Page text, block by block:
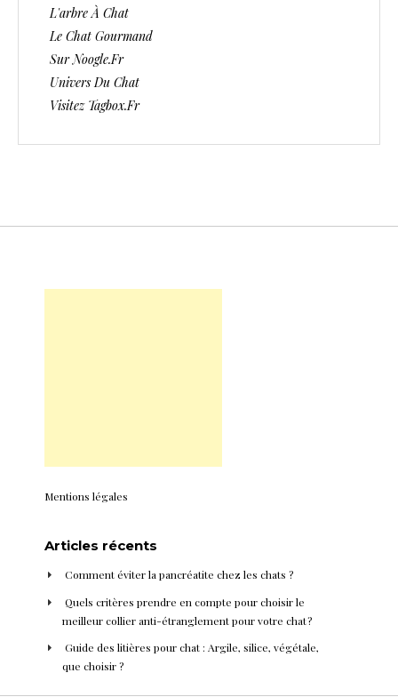
L'arbre À Chat
Le Chat Gourmand
Sur Noogle.fr
Univers Du Chat
Visitez Tagbox.fr
Mentions légales
Articles récents
Comment éviter la pancréatite chez les chats ?
Quels critères prendre en compte pour choisir le
meilleur collier anti-étranglement pour votre chat ?
Guide des litières pour chat : Argile, silice, végétale,
que choisir ?